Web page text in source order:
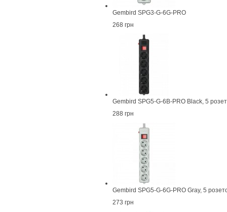
Gembird SPG3-G-6G-PRO
268 грн
Gembird SPG5-G-6B-PRO Black, 5
288 грн
Gembird SPG5-G-6G-PRO Gray, 5
273 грн